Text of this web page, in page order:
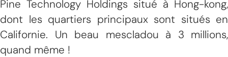
Pine Technology Holdings situé à Hong-kong,
dont les quartiers principaux sont situés en
Californie. Un beau mescladou à 3 millions,
quand même !